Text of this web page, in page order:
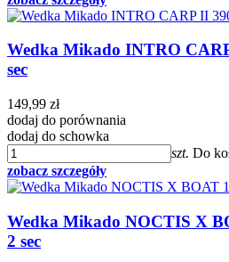
Wedka Mikado INTRO
sec
149,99 zł
dodaj do porównania
dodaj do schowka
szt. Do
zobacz szczegóły
Wedka Mikado NOCTIS X
2 sec